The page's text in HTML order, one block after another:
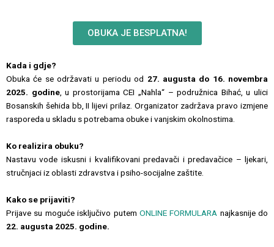
OBUKA JE BESPLATNA!
Kada i gdje?
Obuka će se održavati u periodu od 27. augusta do 16. novembra
2025. godine, u prostorijama CEI „Nahla“ – podružnica Bihać, u ulici
Bosanskih šehida bb, II lijevi prilaz. Organizator zadržava pravo izmjene
rasporeda u skladu s potrebama obuke i vanjskim okolnostima.
Ko realizira obuku?
Nastavu vode iskusni i kvalifikovani predavači i predavačice – ljekari,
stručnjaci iz oblasti zdravstva i psiho-socijalne zaštite.
Kako se prijaviti?
Prijave su moguće isključivo putem ONLINE FORMULARA najkasnije do
22. augusta 2025. godine.